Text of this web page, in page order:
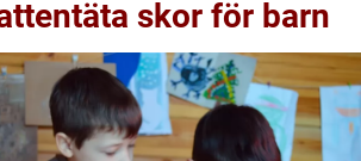
skor för barn